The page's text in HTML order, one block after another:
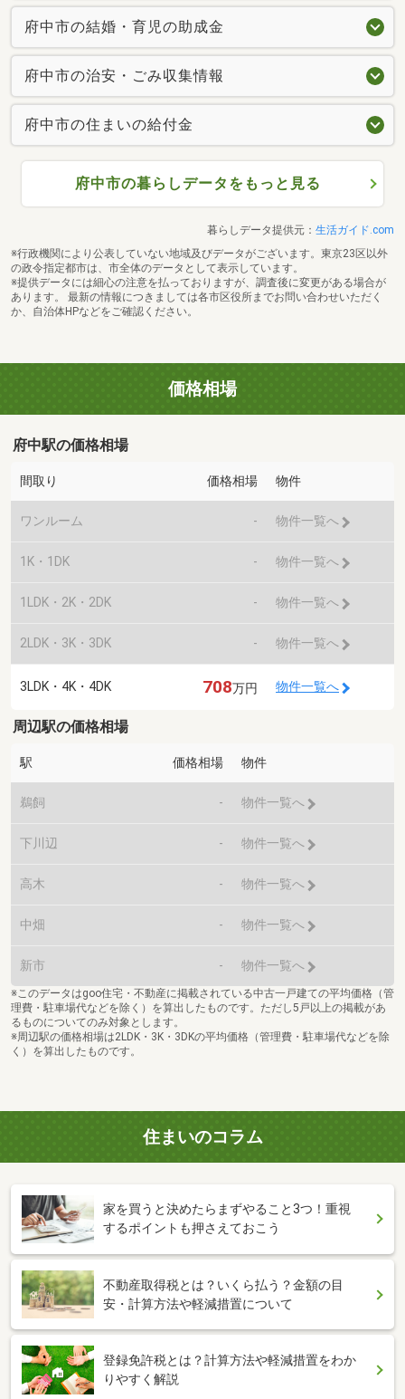
府中市の結婚・育児の助成金
府中市の治安・ごみ収集情報
府中市の住まいの給付金
府中市の暮らしデータをもっと見る
暮らしデータ提供元： 生活ガイド.com
※行政機関により公表していない地域及びデータがございます。東京23区以外
の政令指定都市は、市全体のデータとして表示しています。
※提供データには細心の注意を払っておりますが、調査後に変更がある場合が
あります。 最新の情報につきましては各市区役所までお問い合わせいただく
か、自治体HPなどをご確認ください。
価格相場
府中駅の価格相場
間取り 価格相場 物件
ワンルーム - 物件一覧へ
1K・1DK - 物件一覧へ
1LDK・2K・2DK - 物件一覧へ
2LDK・3K・3DK - 物件一覧へ
3LDK・4K・4DK 708万円 物件一覧へ
周辺駅の価格相場
駅 価格相場 物件
鵜飼 - 物件一覧へ
下川辺 - 物件一覧へ
高木 - 物件一覧へ
中畑 - 物件一覧へ
新市 - 物件一覧へ
※このデータはgoo住宅・不動産に掲載されている中古一戸建ての平均価格（管
理費・駐車場代などを除く）を算出したものです。ただし5戸以上の掲載があ
るものについてのみ対象とします。
※周辺駅の価格相場は2LDK・3K・3DKの平均価格（管理費・駐車場代などを除
く）を算出したものです。
住まいのコラム
家を買うと決めたらまずやること3つ！重視
するポイントも押さえておこう
不動産取得税とは？いくら払う？金額の目
安・計算方法や軽減措置について
登録免許税とは？計算方法や軽減措置をわか
りやすく解説